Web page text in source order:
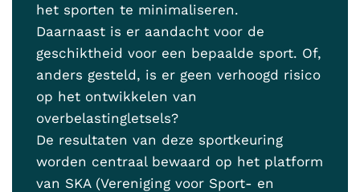
het sporten te minimaliseren.
Daarnaast is er aandacht voor de
geschiktheid voor een bepaalde sport. Of,
anders gesteld, is er geen verhoogd risico
op het ontwikkelen van
overbelastingletsels?
De resultaten van deze sportkeuring
worden centraal bewaard op het platform
van SKA (Vereniging voor Sport- en